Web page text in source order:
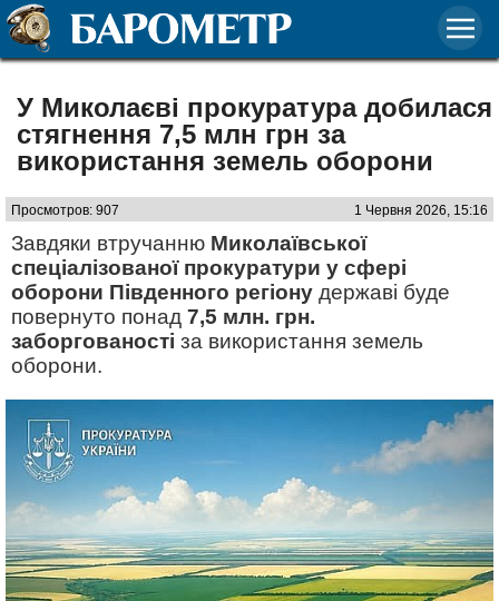
У Миколаєві прокуратура добилася
стягнення 7,5 млн грн за
використання земель оборони
Просмотров: 907 1 Червня 2026, 15:16
Завдяки втручанню Миколаївської
спеціалізованої прокуратури у сфері
оборони Південного регіону державі буде
повернуто понад 7,5 млн. грн.
заборгованості за використання земель
оборони.